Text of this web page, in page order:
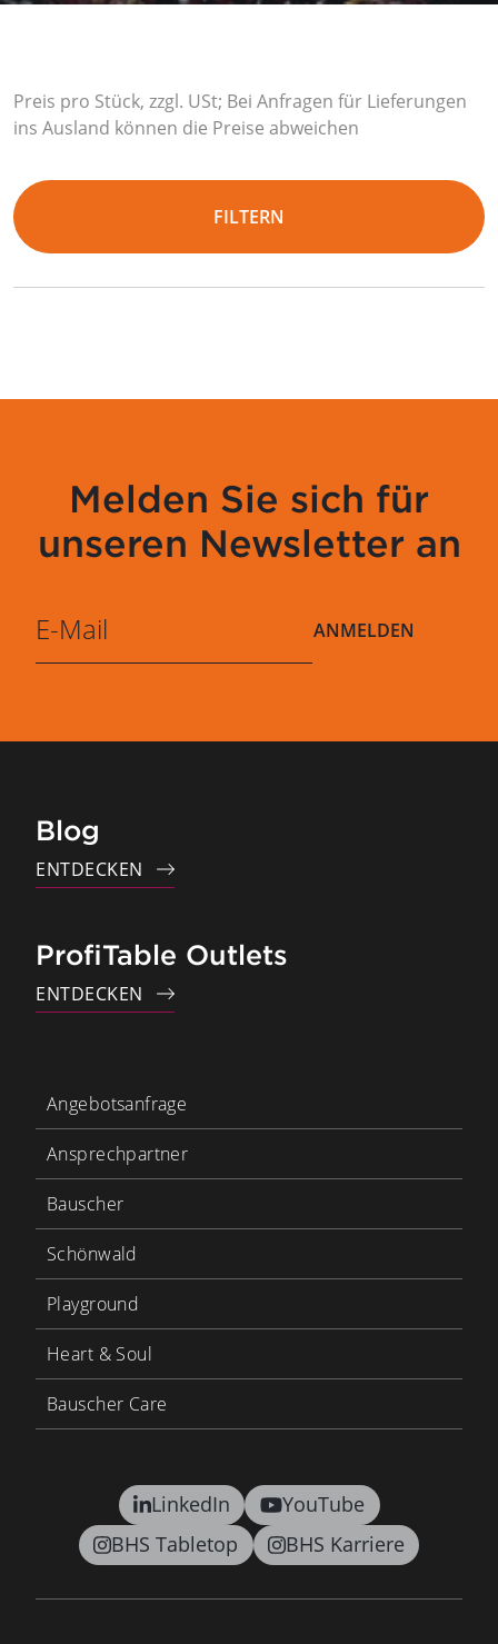
Preis pro Stück, zzgl. USt; Bei Anfragen für Lieferungen
ins Ausland können die Preise abweichen
FILTERN
Melden Sie sich für
unseren Newsletter an
ANMELDEN
Blog
ENTDECKEN
ProfiTable Outlets
ENTDECKEN
LinkedIn
YouTube
BHS Tabletop
BHS Karriere
Angebotsanfrage
Ansprechpartner
Bauscher
Schönwald
Playground
Heart & Soul
Bauscher Care